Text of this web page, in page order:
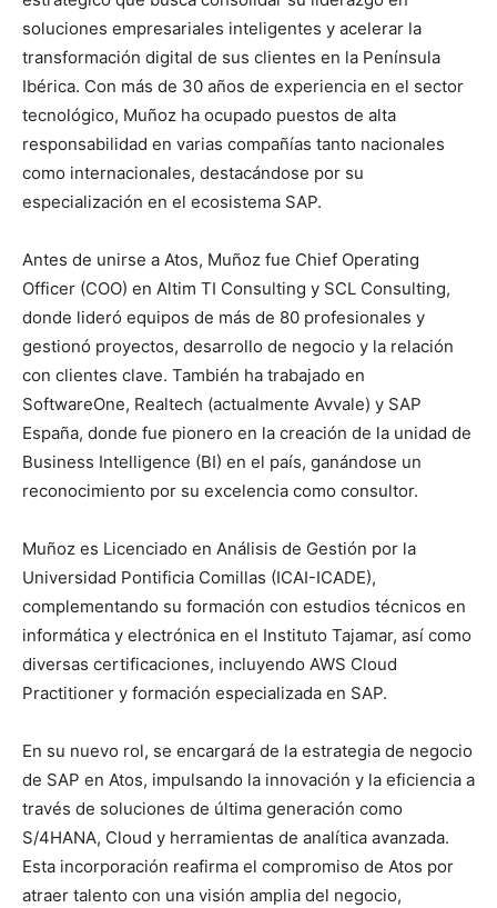
soluciones empresariales inteligentes y acelerar la
transformación digital de sus clientes en la Península
Ibérica. Con más de 30 años de experiencia en el sector
tecnológico, Muñoz ha ocupado puestos de alta
responsabilidad en varias compañías tanto nacionales
como internacionales, destacándose por su
especialización en el ecosistema SAP.
Antes de unirse a Atos, Muñoz fue Chief Operating
Officer (COO) en Altim TI Consulting y SCL Consulting,
donde lideró equipos de más de 80 profesionales y
gestionó proyectos, desarrollo de negocio y la relación
con clientes clave. También ha trabajado en
SoftwareOne, Realtech (actualmente Avvale) y SAP
España, donde fue pionero en la creación de la unidad de
Business Intelligence (BI) en el país, ganándose un
reconocimiento por su excelencia como consultor.
Muñoz es Licenciado en Análisis de Gestión por la
Universidad Pontificia Comillas (ICAI-ICADE),
complementando su formación con estudios técnicos en
informática y electrónica en el Instituto Tajamar, así como
diversas certificaciones, incluyendo AWS Cloud
Practitioner y formación especializada en SAP.
En su nuevo rol, se encargará de la estrategia de negocio
de SAP en Atos, impulsando la innovación y la eficiencia a
través de soluciones de última generación como
S/4HANA, Cloud y herramientas de analítica avanzada.
Esta incorporación reafirma el compromiso de Atos por
atraer talento con una visión amplia del negocio,